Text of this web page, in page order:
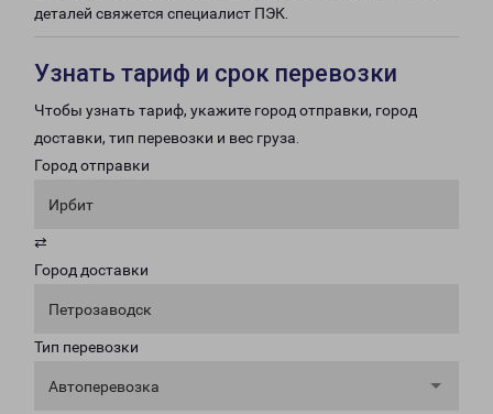
деталей свяжется специалист ПЭК.
Узнать тариф и срок перевозки
Чтобы узнать тариф, укажите город отправки, город
доставки, тип перевозки и вес груза.
Город отправки
Ирбит
⇄
Город доставки
Петрозаводск
Тип перевозки
Автоперевозка